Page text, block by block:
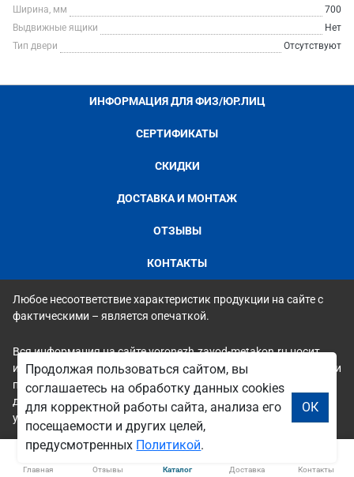
Ширина, мм
700
Выдвижные ящики
Нет
Тип двери
Отсутствуют
ИНФОРМАЦИЯ ДЛЯ ФИЗ/ЮР.ЛИЦ
СЕРТИФИКАТЫ
СКИДКИ
ДОСТАВКА И МОНТАЖ
ОТЗЫВЫ
КОНТАКТЫ
Любое несоответствие характеристик продукции на сайте с
фактическими – является опечаткой.
Вся информация на сайте voronezh.zavod-metakon.ru носит
исключительно ознакомительный и справочный характер и ни
при каких условиях не является публичной офертой. Всю
дополнительную информацию можно узнать по телефонам
указанным на сайте.
Главная Отзывы Каталог Доставка Контакты
Продолжая пользоваться сайтом, вы
соглашаетесь на обработку данных cookies
для корректной работы сайта, анализа его
посещаемости и других целей,
предусмотренных Политикой.
ОК